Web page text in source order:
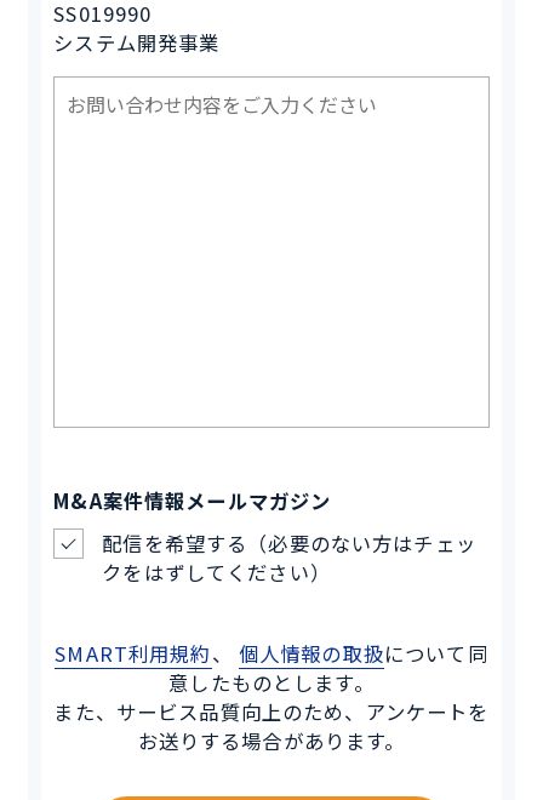
SS019990
システム開発事業
M&A案件情報メールマガジン
配信を希望する（必要のない方はチェッ
クをはずしてください）
SMART利用規約、 個人情報の取扱について同
意したものとします。
また、サービス品質向上のため、アンケートを
お送りする場合があります。